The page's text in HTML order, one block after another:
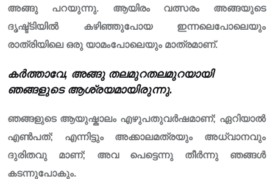
അങ്ങു പറയുന്നു. ആയിരം വത്സരം അങ്ങയുടെ
ദൃഷ്ട്‌ടിയിൽ കഴിഞ്ഞുപോയ ഇന്നലെപോലെയും
രാത്രിയിലെ ഒരു യാമംപോലെയും മാത്രമാണ്.
കർത്താവേ, അങ്ങു തലമുറതലമുറയായി
ഞങ്ങളുടെ ആശ്രയമായിരുന്നു.
ഞങ്ങളുടെ ആയുഷ്കാലം എഴുപതുവർഷമാണ്; ഏറിയാൽ
എൺപത്; എന്നിട്ടും അക്കാലമത്രയും അധ്വാനവും
ദുരിതവു മാണ്; അവ പെട്ടെന്നു തീർന്നു ഞങ്ങൾ
കടന്നുപോകും.